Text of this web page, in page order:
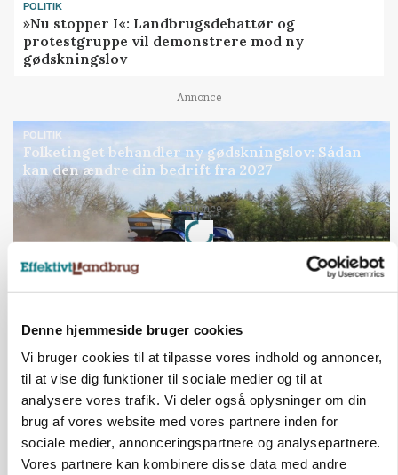
Denne hjemmeside bruger cookies
Vi bruger cookies til at tilpasse vores indhold og annoncer,
til at vise dig funktioner til sociale medier og til at
analysere vores trafik. Vi deler også oplysninger om din
brug af vores website med vores partnere inden for
sociale medier, annonceringspartnere og analysepartnere.
Vores partnere kan kombinere disse data med andre
POLITIK
»Nu stopper I«: Landbrugsdebattør og
protestgruppe vil demonstrere mod ny
gødskningslov
Annonce
POLITIK
Folketinget behandler ny gødskningslov: Sådan
kan den ændre din bedrift fra 2027
Annonce
Loading...